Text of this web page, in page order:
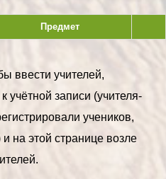
Предмет
ввести учителей,
учётной записи (учителя-
учеников,
и на этой странице возле